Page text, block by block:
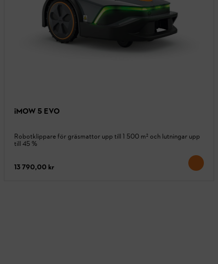
iMOW 5 EVO
Robotklippare för gräsmattor upp till 1 500 m² och lutningar upp
till 45 %
13 790,00 kr